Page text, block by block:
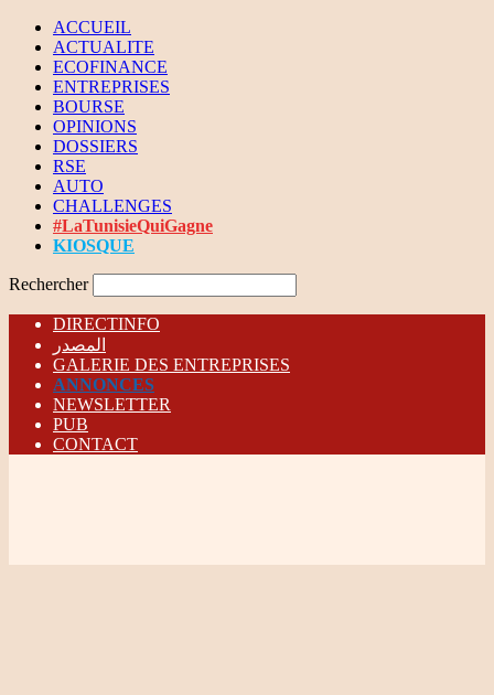
ACCUEIL
ACTUALITE
ECOFINANCE
ENTREPRISES
BOURSE
OPINIONS
DOSSIERS
RSE
AUTO
CHALLENGES
#LaTunisieQuiGagne
KIOSQUE
Rechercher
DIRECTINFO
المصدر
GALERIE DES ENTREPRISES
ANNONCES
NEWSLETTER
PUB
CONTACT